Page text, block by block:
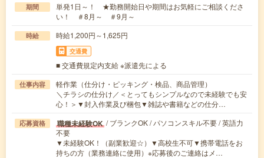
期間
単発1日～！ ★勤務開始日や期間はお気軽にご相談くださ
い！ ＃8月～ ＃9月～
時給 時給1,200円～1,625円
交通費
■ 交通費規定内支給 ※派遣先による
仕事内容
軽作業（仕分け・ピッキング・検品、商品管理）
＼チラシの仕分け／＜とってもシンプルなので未経験でも安
心！＞▼封入作業及び梱包▼雑誌や書籍などの仕分…
応募資格 職種未経験OK / ブランクOK / パソコンスキル不要 / 英語力
不要
▼未経験OK！（副業歓迎☆）▼高校生不可▼携帯電話をお
持ちの方（業務連絡に使用）※応募後のご連絡はメ…